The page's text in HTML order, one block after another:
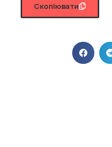
Скопіювати